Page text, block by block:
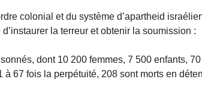
colonial et du système d’apartheid
la terreur et obtenir la soumission :
dont 10 200 femmes, 7 500 enfants,
67 fois la perpétuité, 208 sont morts en